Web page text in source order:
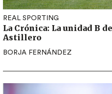
REAL SPORTING
La Crónica: La unidad B
Astillero
BORJA FERNÁNDEZ